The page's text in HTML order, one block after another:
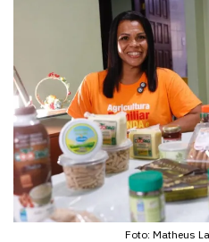
Foto: Matheus